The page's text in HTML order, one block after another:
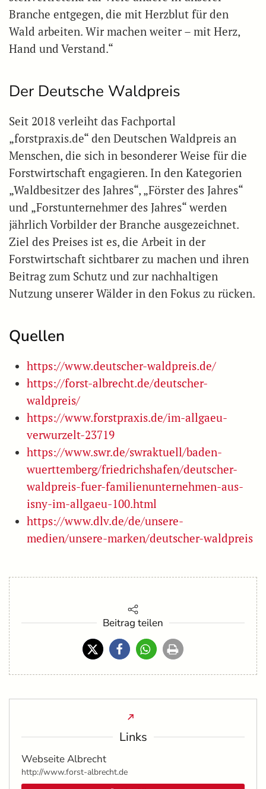
Branche entgegen, die mit Herzblut für den
Wald arbeiten. Wir machen weiter – mit Herz,
Hand und Verstand.“
Der Deutsche Waldpreis
Seit 2018 verleiht das Fachportal
„forstpraxis.de“ den Deutschen Waldpreis an
Menschen, die sich in besonderer Weise für die
Forstwirtschaft engagieren. In den Kategorien
„Waldbesitzer des Jahres“, „Förster des Jahres“
und „Forstunternehmer des Jahres“ werden
jährlich Vorbilder der Branche ausgezeichnet.
Ziel des Preises ist es, die Arbeit in der
Forstwirtschaft sichtbarer zu machen und ihren
Beitrag zum Schutz und zur nachhaltigen
Nutzung unserer Wälder in den Fokus zu rücken.
Quellen
https://www.deutscher-waldpreis.de/
https://forst-albrecht.de/deutscher-
waldpreis/
https://www.forstpraxis.de/im-allgaeu-
verwurzelt-23719
https://www.swr.de/swraktuell/baden-
wuerttemberg/friedrichshafen/deutscher-
waldpreis-fuer-familienunternehmen-aus-
isny-im-allgaeu-100.html
https://www.dlv.de/de/unsere-
medien/unsere-marken/deutscher-waldpreis
Beitrag teilen
Links
Webseite Albrecht
http://www.forst-albrecht.de